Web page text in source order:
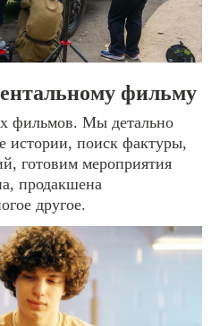
фильму
фильмов. Мы детально
истории, поиск фактуры,
готовим мероприятия
продакшена
другое.